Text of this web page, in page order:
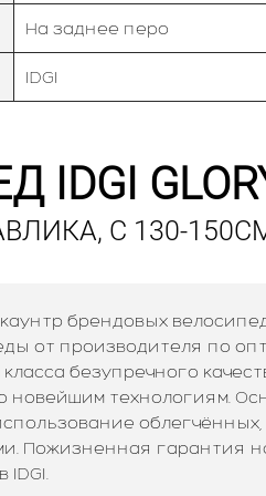
На заднее перо
IDGI
IDGI
С 130-
брендовых
от производителя по
безупречного
новейшим технологиям.
Пожизненная гарантия